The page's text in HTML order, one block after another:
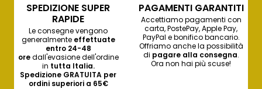
SPEDIZIONE SUPER
RAPIDE
Le consegne vengono
generalmente effettuate
entro 24-48
oredall'evasione dell'ordine
in tutta Italia.
Spedizione GRATUITA per
ordini superiori a 65€
PAGAMENTI GARANTITI
Accettiamo pagamenti con
carta, PostePay, Apple Pay,
PayPal e bonifico bancario.
Offriamo anche la possibilità
di pagare alla consegna.
Ora non hai più scuse!